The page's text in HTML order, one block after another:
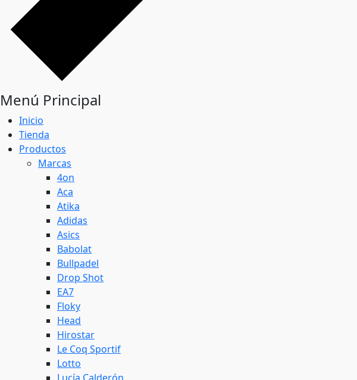
Menú Principal
Inicio
Tienda
Productos
Marcas
4on
Aca
Atika
Adidas
Asics
Babolat
Bullpadel
Drop Shot
EA7
Floky
Head
Hirostar
Le Coq Sportif
Lotto